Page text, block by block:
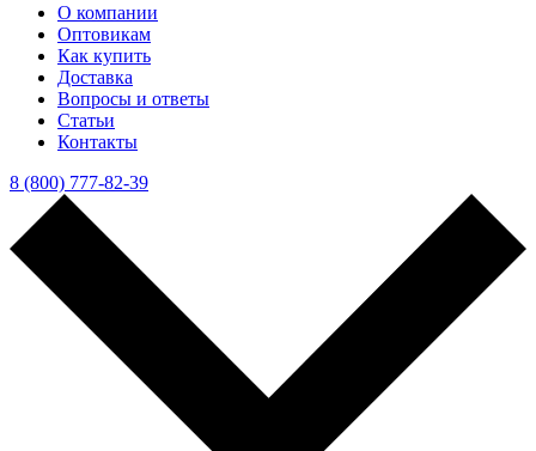
О компании
Оптовикам
Как купить
Доставка
Вопросы и ответы
Статьи
Контакты
8 (800) 777-82-39